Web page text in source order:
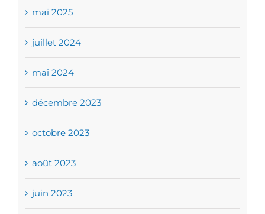
mai 2025
juillet 2024
mai 2024
décembre 2023
octobre 2023
août 2023
juin 2023